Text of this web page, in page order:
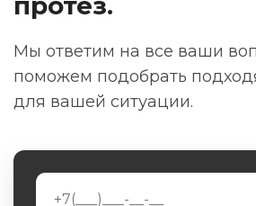
Мы ответим на все ваши
поможем подобрать
для вашей ситуации.